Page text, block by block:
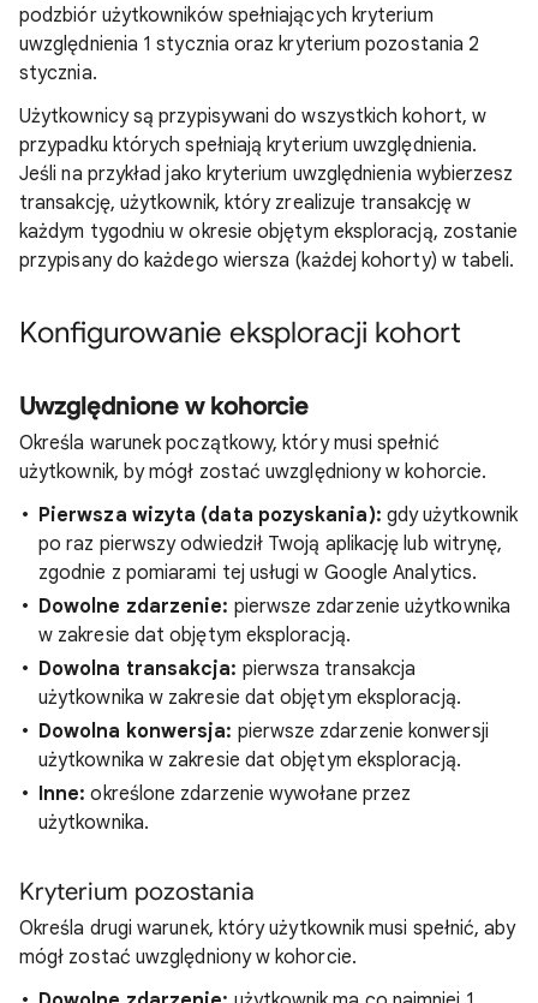
podzbiór użytkowników spełniających kryterium
uwzględnienia 1 stycznia oraz kryterium pozostania 2
stycznia.
Użytkownicy są przypisywani do wszystkich kohort, w
przypadku których spełniają kryterium uwzględnienia.
Jeśli na przykład jako kryterium uwzględnienia wybierzesz
transakcję, użytkownik, który zrealizuje transakcję w
każdym tygodniu w okresie objętym eksploracją, zostanie
przypisany do każdego wiersza (każdej kohorty) w tabeli.
Konfigurowanie eksploracji kohort
Uwzględnione w kohorcie
Określa warunek początkowy, który musi spełnić
użytkownik, by mógł zostać uwzględniony w kohorcie.
Pierwsza wizyta (data pozyskania): gdy użytkownik
po raz pierwszy odwiedził Twoją aplikację lub witrynę,
zgodnie z pomiarami tej usługi w Google Analytics.
Dowolne zdarzenie: pierwsze zdarzenie użytkownika
w zakresie dat objętym eksploracją.
Dowolna transakcja: pierwsza transakcja
użytkownika w zakresie dat objętym eksploracją.
Dowolna konwersja: pierwsze zdarzenie konwersji
użytkownika w zakresie dat objętym eksploracją.
Inne: określone zdarzenie wywołane przez
użytkownika.
Kryterium pozostania
Określa drugi warunek, który użytkownik musi spełnić, aby
mógł zostać uwzględniony w kohorcie.